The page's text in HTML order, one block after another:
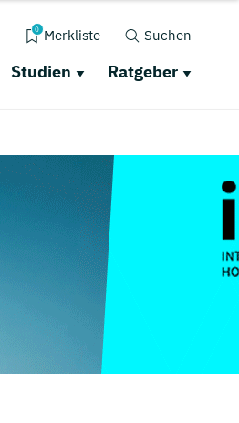
0 Merkliste Suchen
Studien Ratgeber